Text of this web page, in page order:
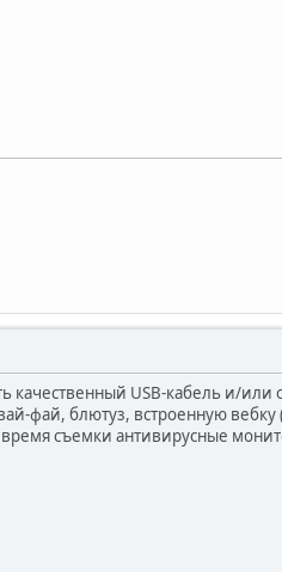
USB-кабель и/или
фай, блютуз, встроенную вебку
съемки антивирусные